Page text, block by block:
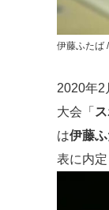
伊藤ふたば
2020年2
大会「
は伊藤
表に内